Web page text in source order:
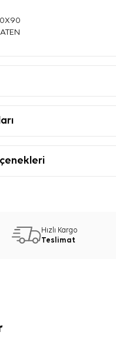
Hızlı Kargo
Teslimat